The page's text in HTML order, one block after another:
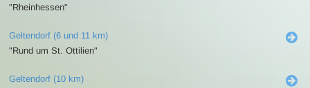
"Rheinhessen"
Geltendorf (6 und 11 km)
"Rund um St. Ottilien"
Geltendorf (10 km)